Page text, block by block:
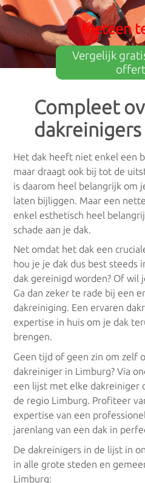
Meest
Dak ontmossen: Waarom is
Schoorsteen vegen : Wat
Dakgoot reinigen: Hoe
moet je letten?
Dakreinigers Antwerpen
Dakreinigers Limburg
Dakreinigers Vlaams Brabant
Dakreinigers West-
Dakreinigers Brussel
Dakreinigers Gent
Dakreinigers Brugge
Dakreinigers Leuven
Meteen
Vergelijk
Compleet
Het dak heeft niet enkel een
maar draagt ook bij tot de
is daarom heel belangrijk om
laten bijliggen. Maar een
enkel esthetisch heel
schade aan je dak.
Net omdat het dak een
hou je je dak dus best steeds
dak gereinigd worden? Of wil
Ga dan zeker te rade bij een
dakreiniging. Een ervaren
expertise in huis om je dak
brengen.
Geen tijd of geen zin om zelf
dakreiniger in Limburg? Via
een lijst met elke dakreiniger
de regio Limburg. Profiteer
expertise van een
jarenlang van een dak in
De dakreinigers in de lijst in
in alle grote steden en
Limburg: